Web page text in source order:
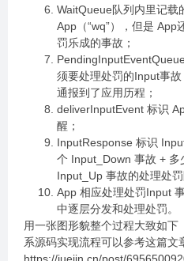
WaitQueue队列内里记载
App（“wq”），但是 App
罚乐成的事故；
须要处理处罚的Input事
通报到了应用历程；
deliverInputEvent 标识
醒；
InputResponse 标识
个 Input_Down 事故 +
Input_Up 事故的处理处
App 相应处理处罚Input
中逐层分发和处理处罚。
用一张图形貌整个过程大致如
系源码实现流程可以参考这篇文